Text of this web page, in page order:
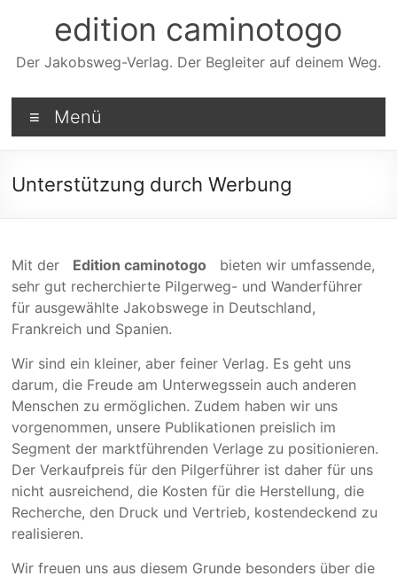
edition caminotogo
Der Jakobsweg-Verlag. Der Begleiter auf deinem Weg.
Menü
Unterstützung durch Werbung
Mit der Edition caminotogo bieten wir umfas­sende,
sehr gut recher­­chierte Pilger­weg- und Wander­­führer
für ausge­­wählte Jakobswege in Deutsch­land,
Frankreich und Spanien.
Wir sind ein kleiner, aber feiner Verlag. Es geht uns
darum, die Freude am Unter­wegs­sein auch anderen
Menschen zu ermög­lichen. Zudem haben wir uns
vorge­nom­men, unsere Publi­kationen preislich im
Segment der marktführenden Verlage zu positionieren.
Der Verkaufpreis für den Pilger­­führer ist daher für uns
nicht ausrei­chend, die Kosten für die Herstel­­lung, die
Recher­che, den Druck und Vertrieb, kosten­deckend zu
rea­lisieren.
Wir freuen uns aus diesem Grunde besonders über die